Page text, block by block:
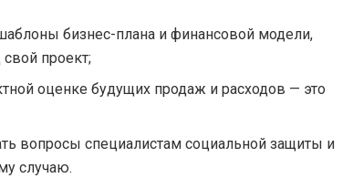
бизнес-плана и финансовой модели,
свой проект;
оценке будущих продаж и расходов — это
вопросы специалистам социальной защиты и
случаю.